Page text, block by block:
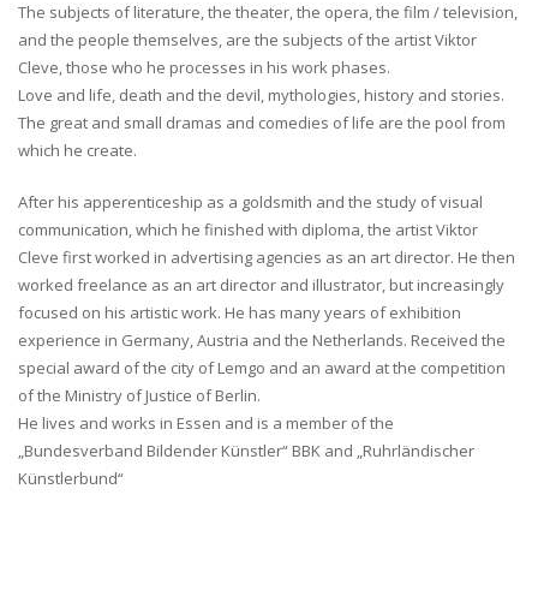
The subjects of literature, the theater, the opera, the film / television,
and the people themselves, are the subjects of the artist Viktor
Cleve, those who he processes in his work phases.
Love and life, death and the devil, mythologies, history and stories.
The great and small dramas and comedies of life are the pool from
which he create.
After his apperenticeship as a goldsmith and the study of visual
communication, which he finished with diploma, the artist Viktor
Cleve first worked in advertising agencies as an art director. He then
worked freelance as an art director and illustrator, but increasingly
focused on his artistic work. He has many years of exhibition
experience in Germany, Austria and the Netherlands. Received the
special award of the city of Lemgo and an award at the competition
of the Ministry of Justice of Berlin.
He lives and works in Essen and is a member of the
„Bundesverband Bildender Künstler“ BBK and „Ruhrländischer
Künstlerbund“